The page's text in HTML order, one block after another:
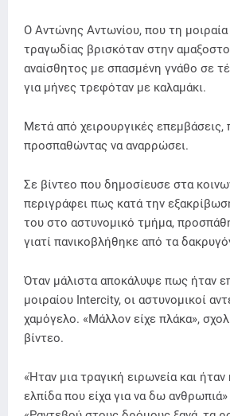
Ο Αντώνης Αντωνίου, που τη μοιραία
τραγωδίας βρισκόταν στην
αναίσθητος με σπασμένη γνάθο σε
για μήνες τρεφόταν με καλαμάκι.
Μετά από χειρουργικές επεμβάσεις,
προσπαθώντας να αναρρώσει.
Σε βίντεο που δημοσίευσε στα
περιγράφει πως κατά την
του στο αστυνομικό τμήμα,
γιατί πανικοβλήθηκε από τα
Όταν μάλιστα αποκάλυψε πως ήταν
μοιραίου Intercity, οι αστυνομικοί
χαμόγελο. «Μάλλον είχε πλάκα»,
βίντεο.
«Ήταν μια τραγική ειρωνεία και ήταν
ελπίδα που είχα για να δω ανθρωπιά»